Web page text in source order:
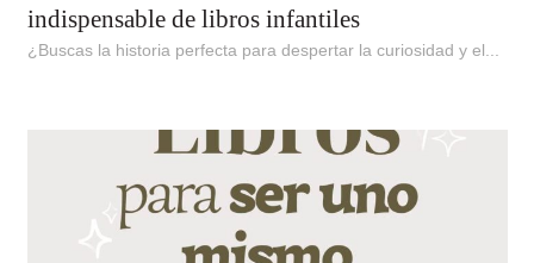
indispensable de libros infantiles
¿Buscas la historia perfecta para despertar la curiosidad y el...